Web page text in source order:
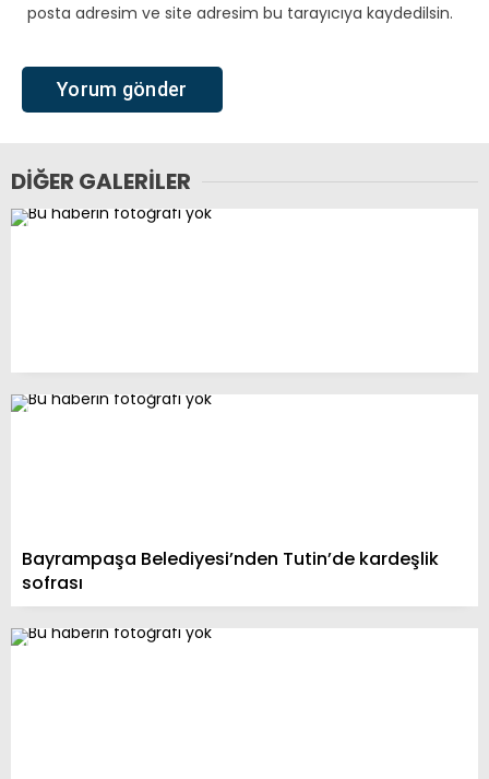
posta adresim ve site adresim bu tarayıcıya kaydedilsin.
DIĞER GALERILER
Bayrampaşa Belediyesi’nden Tutin’de kardeşlik
sofrası